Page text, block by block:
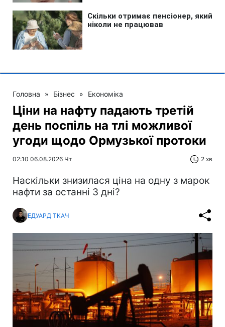
Головна » Бізнес » Економіка
Ціни на нафту падають третій
день поспіль на тлі можливої
угоди щодо Ормузької протоки
02:10 06.08.2026 Чт 2 хв
Наскільки знизилася ціна на одну з марок
нафти за останні 3 дні?
ЕДУАРД ТКАЧ